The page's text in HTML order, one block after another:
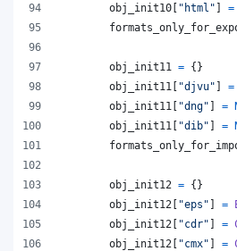
obj_init10 [ "html" ] =
obj_init11 = {}
obj_init11 [ "djvu" ] =
obj_init11 [ "dng" ] =
obj_init11 [ "dib" ] =
obj_init12 = {}
obj_init12 [ "eps" ] =
obj_init12 [ "cdr" ] =
obj_init12 [ "cmx" ] =